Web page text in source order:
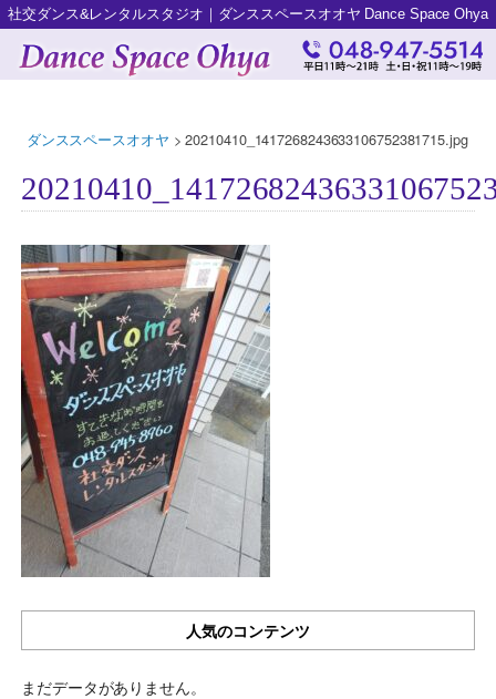
社交ダンス&レンタルスタジオ｜ダンススペースオオヤ Dance Space Ohya
ダンススペースオオヤ >20210410_1417268243633106752381715.jpg
人気のコンテンツ
まだデータがありません。